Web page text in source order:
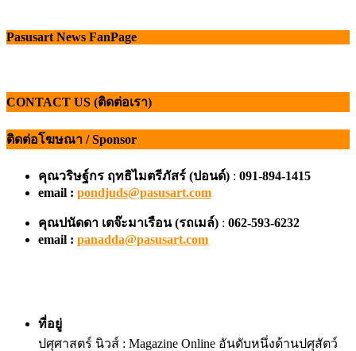
Pasusart News FanPage
CONTACT US (ติดต่อเรา)
ติดต่อโฆษณา / Sponsor
คุณวริษฐ์กร ฤทธิไมตรีภัสร์ (ปอนด์) : 091-894-1415
email : pondjuds@pasusart.com
คุณปนัดดา เตจ๊ะมาเรือน (รถเมล์) : 062-593-6232
email : panadda@pasusart.com
ที่อยู่
ปศุศาสตร์ นิวส์ : Magazine Online อันดับหนึ่งด้านปศุสัตว์